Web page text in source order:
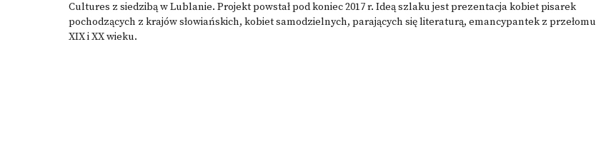
Cultures z siedzibą w Lublanie. Projekt powstał pod koniec 2017 r. Ideą szlaku jest prezentacja kobiet pisarek
pochodzących z krajów słowiańskich, kobiet samodzielnych, parających się literaturą, emancypantek z przełomu
XIX i XX wieku.